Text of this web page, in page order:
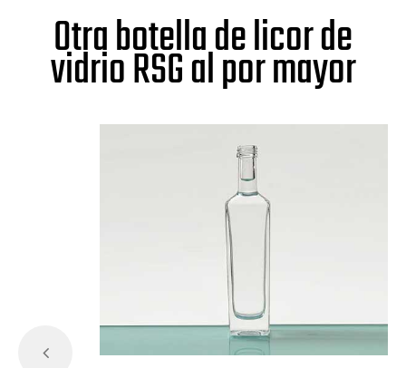
Otra botella de licor de
vidrio RSG al por mayor